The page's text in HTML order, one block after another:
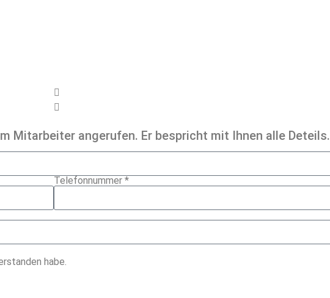
Mitarbeiter angerufen. Er bespricht mit Ihnen alle Deteils.
Telefonnummer *
habe.